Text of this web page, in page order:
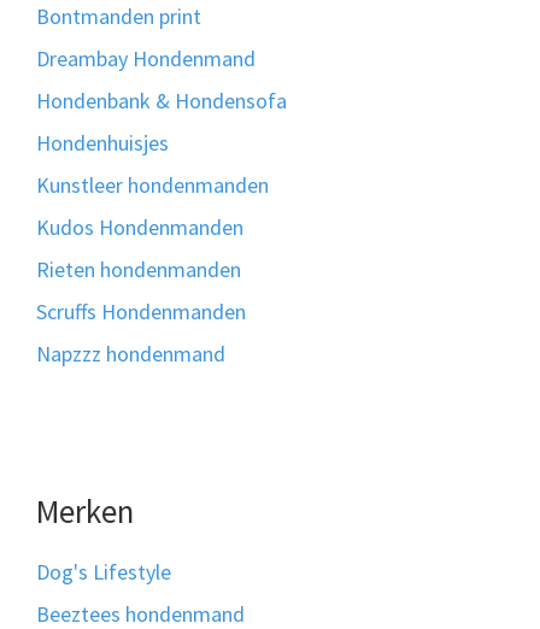
Bontmanden print
Dreambay Hondenmand
Hondenbank & Hondensofa
Hondenhuisjes
Kunstleer hondenmanden
Kudos Hondenmanden
Rieten hondenmanden
Scruffs Hondenmanden
Napzzz hondenmand
Merken
Dog's Lifestyle
Beeztees hondenmand